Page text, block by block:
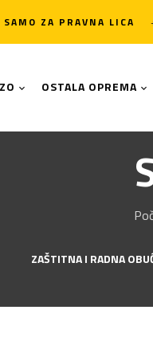
SAMO ZA PRAVNA LICA
OSTALA OPREMA
ZAŠTITNA I RADNA